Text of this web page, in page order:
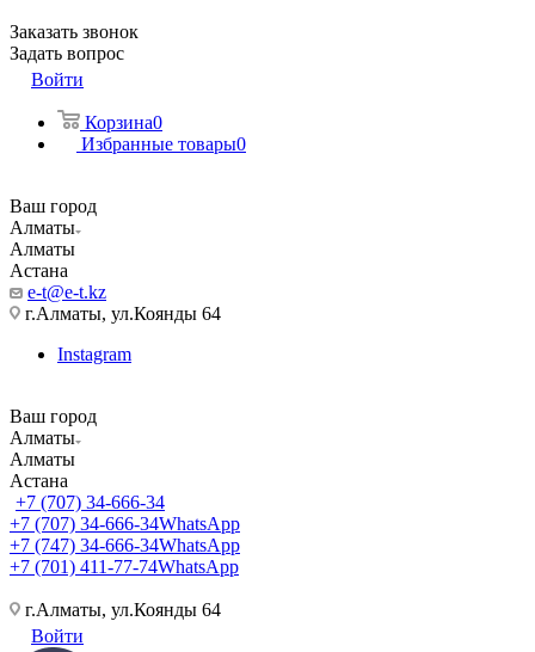
Заказать звонок
Задать вопрос
Войти
Корзина0
Избранные товары0
Ваш город
Алматы
Алматы
Астана
e-t@e-t.kz
г.Алматы, ул.Коянды 64
Instagram
Ваш город
Алматы
Алматы
Астана
+7 (707) 34-666-34
+7 (707) 34-666-34WhatsApp
+7 (747) 34-666-34WhatsApp
+7 (701) 411-77-74WhatsApp
г.Алматы, ул.Коянды 64
Войти